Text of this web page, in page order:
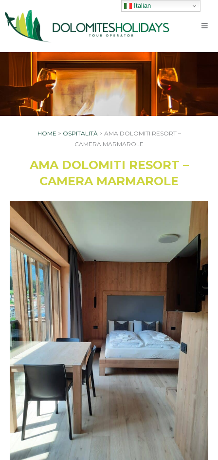
contenuto
HOME > OSPITALITÀ > AMA DOLOMITI RESORT –
CAMERA MARMAROLE
AMA DOLOMITI RESORT –
CAMERA MARMAROLE
Italian